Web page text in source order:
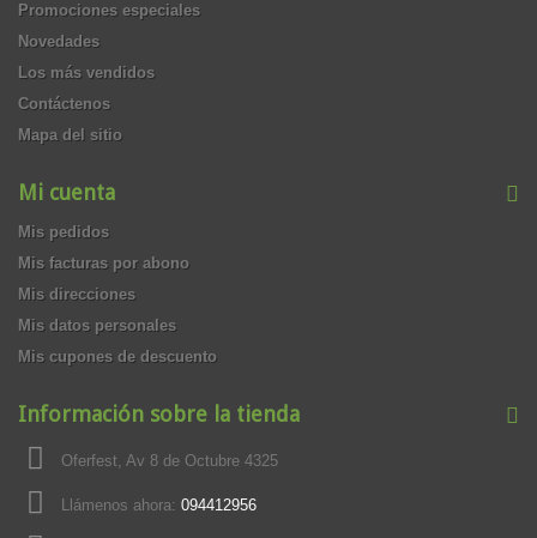
Promociones especiales
Novedades
Los más vendidos
Contáctenos
Mapa del sitio
Mi cuenta
Mis pedidos
Mis facturas por abono
Mis direcciones
Mis datos personales
Mis cupones de descuento
Información sobre la tienda
Oferfest, Av 8 de Octubre 4325
Llámenos ahora: 094412956